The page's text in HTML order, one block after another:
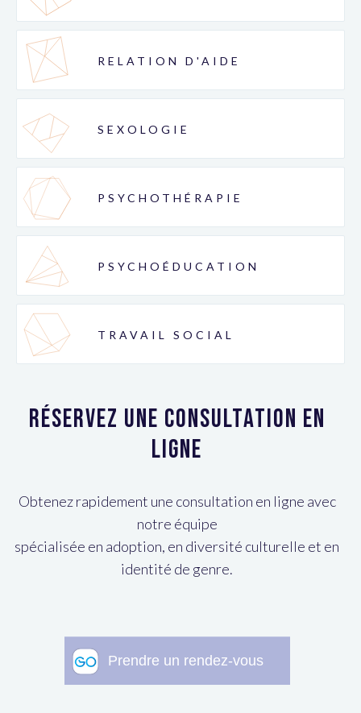
RELATION D'AIDE
SEXOLOGIE
PSYCHOTHÉRAPIE
PSYCHOÉDUCATION
TRAVAIL SOCIAL
Réservez une consultation en
ligne
Obtenez rapidement une consultation en ligne avec
notre équipe
spécialisée en adoption, en diversité culturelle et en
identité de genre.